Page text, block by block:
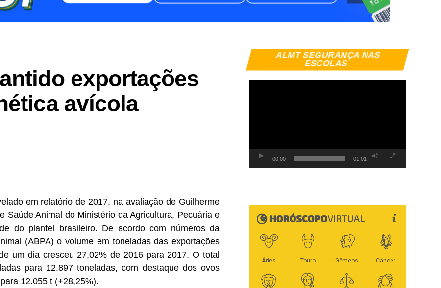
exportações
avícola
em relatório de 2017, na avaliação de Guilherme
Saúde Animal do Ministério da Agricultura, Pecuária e
do plantel brasileiro. De acordo com números da
(ABPA) o volume em toneladas das exportações
um dia cresceu 27,02% de 2016 para 2017. O total
para 12.897 toneladas, com destaque dos ovos
12.055 t (+28,25%).
ALMT SEGURANÇA NAS
ESCOLAS
Tocador
de
00:00 01:01